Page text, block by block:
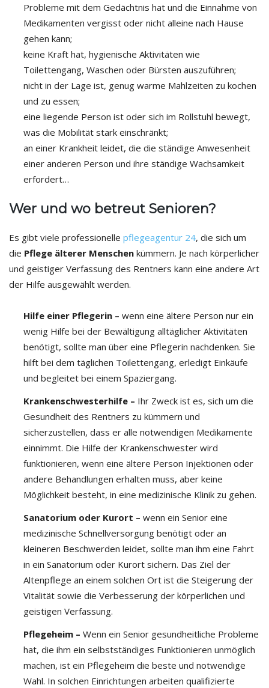
Probleme mit dem Gedächtnis hat und die Einnahme von
Medikamenten vergisst oder nicht alleine nach Hause
gehen kann;
keine Kraft hat, hygienische Aktivitäten wie
Toilettengang, Waschen oder Bürsten auszuführen;
nicht in der Lage ist, genug warme Mahlzeiten zu kochen
und zu essen;
eine liegende Person ist oder sich im Rollstuhl bewegt,
was die Mobilität stark einschränkt;
an einer Krankheit leidet, die die ständige Anwesenheit
einer anderen Person und ihre ständige Wachsamkeit
erfordert…
Wer und wo betreut Senioren?
Es gibt viele professionelle pflegeagentur 24, die sich um
die Pflege älterer Menschen kümmern. Je nach körperlicher
und geistiger Verfassung des Rentners kann eine andere Art
der Hilfe ausgewählt werden.
Hilfe einer Pflegerin – wenn eine ältere Person nur ein
wenig Hilfe bei der Bewältigung alltäglicher Aktivitäten
benötigt, sollte man über eine Pflegerin nachdenken. Sie
hilft bei dem täglichen Toilettengang, erledigt Einkäufe
und begleitet bei einem Spaziergang.
Krankenschwesterhilfe – Ihr Zweck ist es, sich um die
Gesundheit des Rentners zu kümmern und
sicherzustellen, dass er alle notwendigen Medikamente
einnimmt. Die Hilfe der Krankenschwester wird
funktionieren, wenn eine ältere Person Injektionen oder
andere Behandlungen erhalten muss, aber keine
Möglichkeit besteht, in eine medizinische Klinik zu gehen.
Sanatorium oder Kurort – wenn ein Senior eine
medizinische Schnellversorgung benötigt oder an
kleineren Beschwerden leidet, sollte man ihm eine Fahrt
in ein Sanatorium oder Kurort sichern. Das Ziel der
Altenpflege an einem solchen Ort ist die Steigerung der
Vitalität sowie die Verbesserung der körperlichen und
geistigen Verfassung.
Pflegeheim – Wenn ein Senior gesundheitliche Probleme
hat, die ihm ein selbstständiges Funktionieren unmöglich
machen, ist ein Pflegeheim die beste und notwendige
Wahl. In solchen Einrichtungen arbeiten qualifizierte